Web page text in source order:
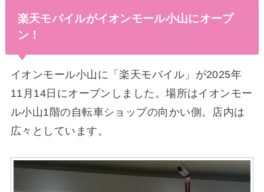
楽天モバイルがイオンモール小山にオープ
ン！
イオンモール小山に「楽天モバイル」が2025年
11月14日にオープンしました。場所はイオンモー
ル小山1階の自転車ショップの向かい側。店内は
広々としています。